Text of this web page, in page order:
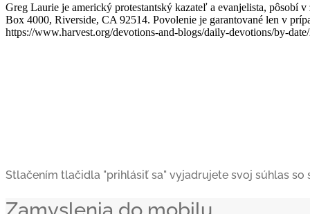
Greg Laurie je americký protestantský kazateľ a evanjelista,
Box 4000, Riverside, CA 92514. Povolenie je garantované len v
https://www.harvest.org/devotions-and-blogs/daily-devotions/by-
Stlačením tlačidla "prihlásiť sa" vyjadrujete svoj súhlas